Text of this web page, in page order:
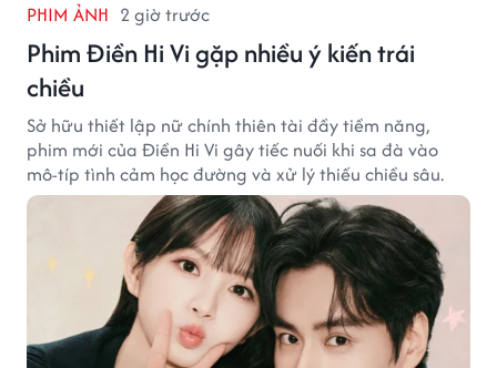
PHIM ẢNH 2 giờ trước
Phim Điền Hi Vi gặp nhiều ý kiến trái
chiều
Sở hữu thiết lập nữ chính thiên tài đầy tiềm năng,
phim mới của Điền Hi Vi gây tiếc nuối khi sa đà vào
mô-típ tình cảm học đường và xử lý thiếu chiều sâu.